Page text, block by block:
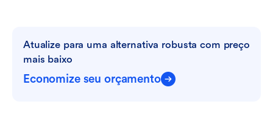
Atualize para uma alternativa robusta com preço
mais baixo
Economize seu orçamento